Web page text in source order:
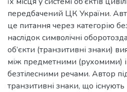
передбачений ЦК України.
це питання через категорію
наслідок символічні
об’єкти (транзитивні знаки)
між предметними (рухомими) і
безтілесними речами. Автор
транзитивні знаки, що існують